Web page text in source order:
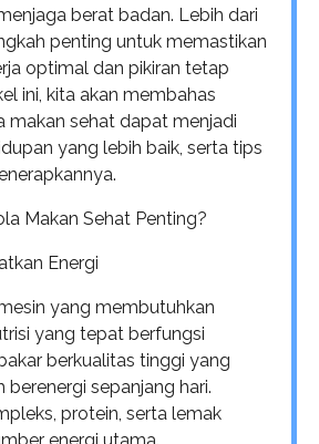
berat badan. Lebih dari
penting untuk memastikan
optimal dan pikiran tetap
ini, kita akan membahas
makan sehat dapat menjadi
yang lebih baik, serta tips
Makan Sehat Penting?
Energi
yang membutuhkan
yang tepat berfungsi
berkualitas tinggi yang
sepanjang hari.
protein, serta lemak